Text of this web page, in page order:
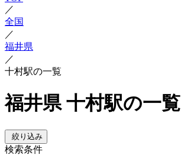
／
全国
／
福井県
／
十村駅の一覧
福井県 十村駅の一覧
絞り込み
検索条件